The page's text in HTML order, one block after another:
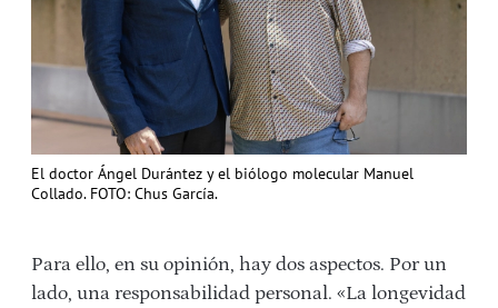
El doctor Ángel Durántez y el biólogo molecular Manuel
Collado. FOTO: Chus García.
Para ello, en su opinión, hay dos aspectos. Por un
lado, una responsabilidad personal. «La longevidad